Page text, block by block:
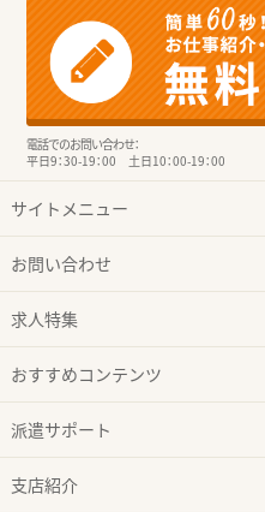
電話でのお問い合わせ：
平日9：30-19：00 土日10：00-19：00
サイトメニュー
お問い合わせ
求人特集
おすすめコンテンツ
派遣サポート
支店紹介